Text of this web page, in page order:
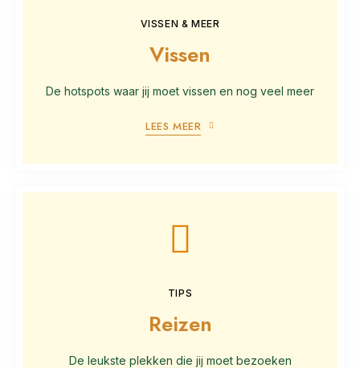
VISSEN & MEER
Vissen
De hotspots waar jij moet vissen en nog veel meer
LEES MEER
TIPS
Reizen
De leukste plekken die jij moet bezoeken